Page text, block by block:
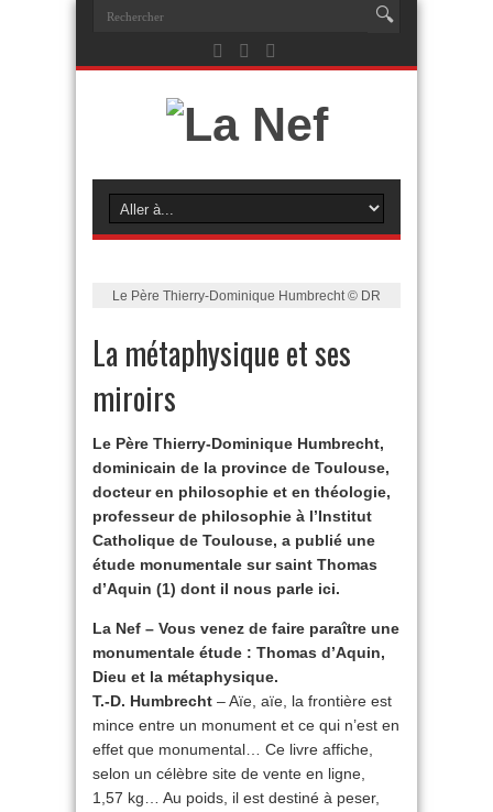
Le Père Thierry-Dominique Humbrecht © DR
La métaphysique et ses
miroirs
Le Père Thierry-Dominique Humbrecht,
dominicain de la province de Toulouse,
docteur en philosophie et en théologie,
professeur de philosophie à l’Institut
Catholique de Toulouse, a publié une
étude monumentale sur saint Thomas
d’Aquin (1) dont il nous parle ici.
La Nef – Vous venez de faire paraître une
monumentale étude : Thomas d’Aquin,
Dieu et la métaphysique.
T.-D. Humbrecht – Aïe, aïe, la frontière est
mince entre un monument et ce qui n’est en
effet que monumental… Ce livre affiche,
selon un célèbre site de vente en ligne,
1,57 kg… Au poids, il est destiné à peser,